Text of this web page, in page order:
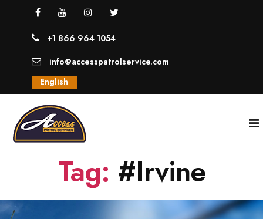
+1 866 964 1054
info@accesspatrolservice.com
English
Tag: #Irvine